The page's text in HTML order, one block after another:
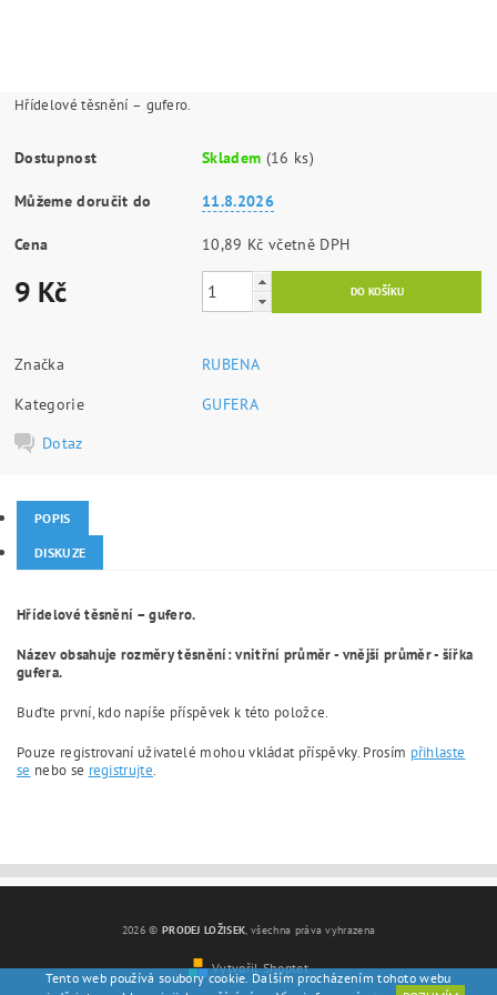
Hřídelové těsnění – gufero.
Dostupnost Skladem (16 ks)
Můžeme doručit do 11.8.2026
Cena 10,89 Kč včetně DPH
9 Kč
Značka
RUBENA
Kategorie
GUFERA
Dotaz
POPIS
DISKUZE
Hřídelové těsnění – gufero.
Název obsahuje rozměry těsnění: vnitřní průměr - vnější průměr - šířka
gufera.
Buďte první, kdo napíše příspěvek k této položce.
Pouze registrovaní uživatelé mohou vkládat příspěvky. Prosím přihlaste
se nebo se registrujte.
2026 © PRODEJ LOŽISEK, všechna práva vyhrazena
Vytvořil Shoptet
Tento web používá soubory cookie. Dalším procházením tohoto webu